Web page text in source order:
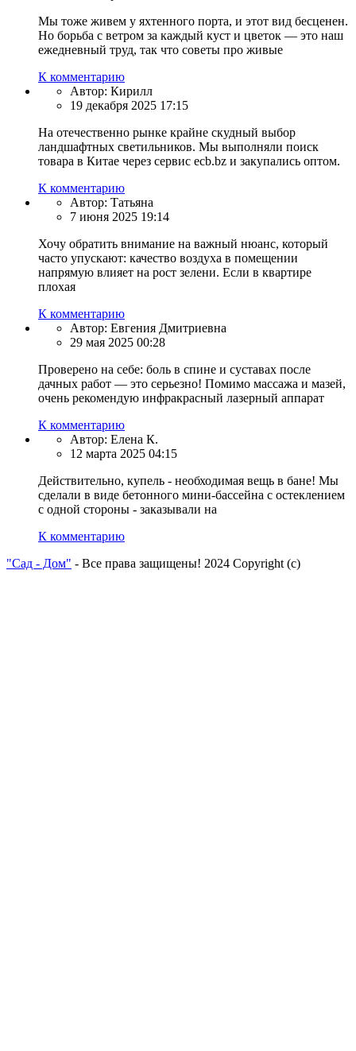
Мы тоже живем у яхтенного порта, и этот вид бесценен.
Но борьба с ветром за каждый куст и цветок — это наш
ежедневный труд, так что советы про живые
К комментарию
Автор: Кирилл
19 декабря 2025 17:15
На отечественно рынке крайне скудный выбор
ландшафтных светильников. Мы выполняли поиск
товара в Китае через сервис ecb.bz и закупались оптом.
К комментарию
Автор: Татьяна
7 июня 2025 19:14
Хочу обратить внимание на важный нюанс, который
часто упускают: качество воздуха в помещении
напрямую влияет на рост зелени. Если в квартире
плохая
К комментарию
Автор: Евгения Дмитриевна
29 мая 2025 00:28
Проверено на себе: боль в спине и суставах после
дачных работ — это серьезно! Помимо массажа и мазей,
очень рекомендую инфракрасный лазерный аппарат
К комментарию
Автор: Елена К.
12 марта 2025 04:15
Действительно, купель - необходимая вещь в бане! Мы
сделали в виде бетонного мини-бассейна с остеклением
с одной стороны - заказывали на
К комментарию
"Сад - Дом" - Все права защищены! 2024 Copyright (с)